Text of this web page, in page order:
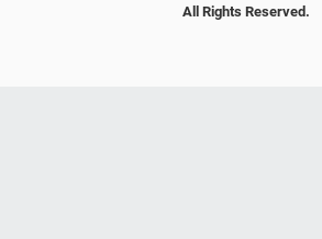
All Rights Reserved.